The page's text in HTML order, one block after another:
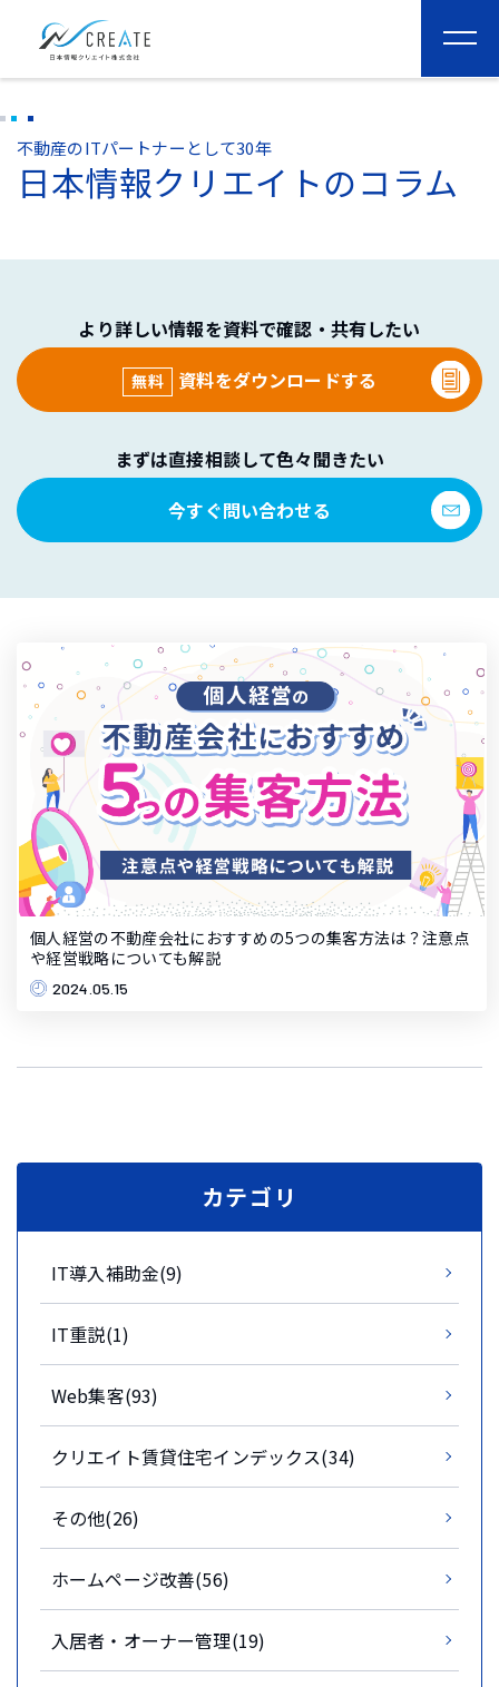
不動産のITパートナーとして30年
日本情報クリエイトのコラム
より詳しい情報を資料で確認・共有したい
無料 資料をダウンロードする
まずは直接相談して色々聞きたい
今すぐ問い合わせる
個人経営の不動産会社におすすめの5つの集客方法は？注意点
や経営戦略についても解説
2024.05.15
カテゴリ
IT導入補助金(9)
IT重説(1)
Web集客(93)
クリエイト賃貸住宅インデックス(34)
その他(26)
ホームページ改善(56)
入居者・オーナー管理(19)